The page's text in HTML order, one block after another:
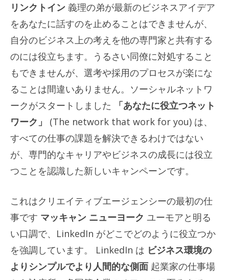
リンクトイン 義理の弟が最新のビジネスアイデア
をあなたに話すのを止めることはできませんが、
自分のビジネス上の考えを他の専門家と共有する
のには役立ちます。うるさい同僚に対処すること
もできませんが、選考や採用のプロセスが楽にな
ることは間違いありません。ソーシャルネットワ
ークがスタートしました
「あなたに役立つネット
ワーク」
(The network that work for you) は、
すべての仕事の課題を解決できるわけではない
が、専門的なキャリアやビジネスの成長には役立
つことを認識した新しいキャンペーンです。
これはクリエイティブエージェンシーの最初の仕
事です マッキャン ニューヨーク ユーモアと明る
い口調で、LinkedIn がどこでどのように役立つか
を強調しています。 LinkedIn は ビジネス環境の
よりシンプルでより人間的な側面 起業家の仕事場